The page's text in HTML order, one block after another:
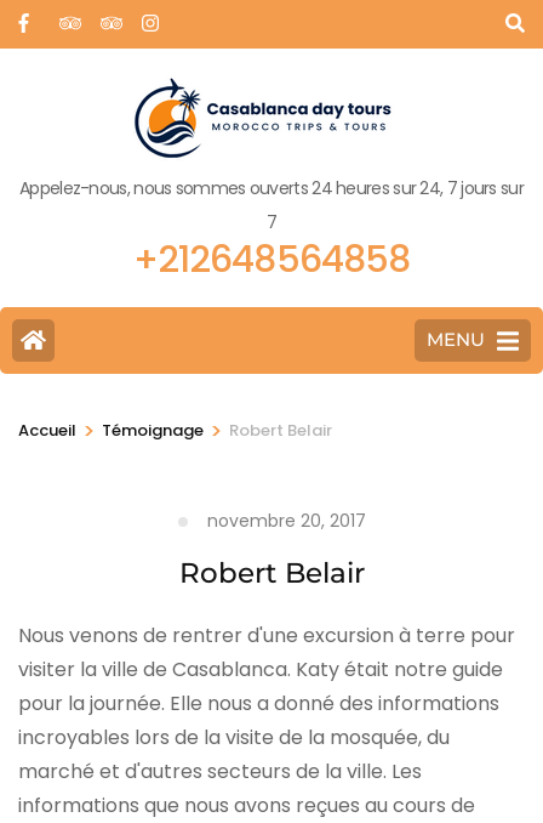
Appelez-nous, nous sommes ouverts 24 heures sur 24, 7 jours sur
7
+212648564858
MENU
Accueil > Témoignage > Robert Belair
novembre 20, 2017
Robert Belair
Nous venons de rentrer d'une excursion à terre pour
visiter la ville de Casablanca. Katy était notre guide
pour la journée. Elle nous a donné des informations
incroyables lors de la visite de la mosquée, du
marché et d'autres secteurs de la ville. Les
informations que nous avons reçues au cours de